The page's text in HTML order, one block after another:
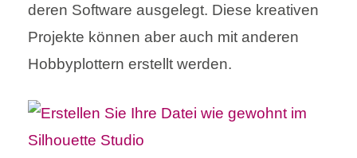
deren Software ausgelegt. Diese kreativen
Projekte können aber auch mit anderen
Hobbyplottern erstellt werden.